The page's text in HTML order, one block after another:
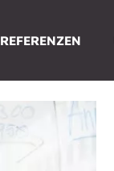
REFERENZEN